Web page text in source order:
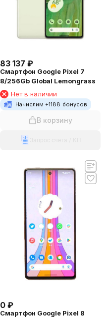
83 137 ₽
Смартфон Google Pixel 7
8/256Gb Global Lemongrass
Нет в наличии
Начислим +1188 бонусов
В корзину
0 ₽
Смартфон Google Pixel 8